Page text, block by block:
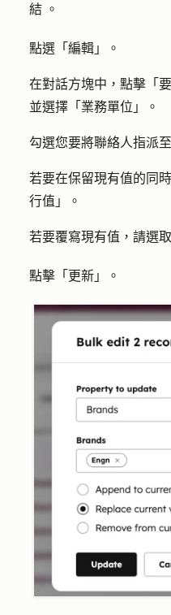
結 。
點選「 編輯 」。
在對話方塊中，點擊「
並選擇「 業務單位 」。
勾選您要將聯絡人指派
若要在保留現有值的同
行值」
。
若要覆寫現有值，請選取
點擊「 更新 」。